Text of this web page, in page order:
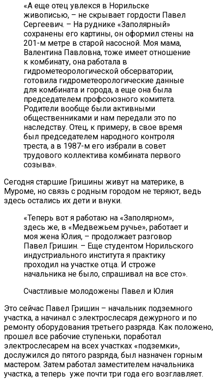
«А еще отец увлекся в Норильске
живописью, – не скрывает гордости Павел
Сергеевич. – На руднике «Заполярный»
сохранены его картины, он оформил стены на
201-м метре в старой насосной. Моя мама,
Валентина Павловна, тоже имеет отношение
к комбинату, она работала в
гидрометеорологической обсерватории,
готовила гидрометеорологические данные
для комбината и города, а еще она была
председателем профсоюзного комитета.
Родители вообще были активными
общественниками и нам передали это по
наследству. Отец, к примеру, в свое время
был председателем народного контроля
треста, а в 1987-м его избрали в совет
трудового коллектива комбината первого
созыва».
Сегодня старшие Гришины живут на материке, в
Муроме, но связь с родным городом не теряют, ведь
здесь остались их дети и внуки.
«Теперь вот я работаю на «Заполярном»,
здесь же, в «Медвежьем ручье», работает и
моя жена Юлия, – продолжает разговор
Павел Гришин. – Еще студентом Норильского
индустриального института я практику
проходил на участке отца. И строже
начальника не было, спрашивал на все сто».
Счастливые молодожены Павел и Юлия
Это сейчас Павел Гришин – начальник подземного
участка, а начинал с электрослесаря дежурного и по
ремонту оборудования третьего разряда. Как положено,
прошел все рабочие ступеньки, поработал
электрослесарем на всех участках «подземки»,
дослужился до пятого разряда, был назначен горным
мастером. Затем работал заместителем начальника
участка, а теперь уже почти три года его возглавляет.